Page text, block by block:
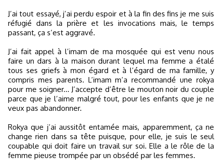
J’ai tout essayé, j’ai perdu espoir et à la fin des fins je me suis
réfugié dans la prière et les invocations mais, le temps
passant, ça s’est aggravé.
J’ai fait appel à l’imam de ma mosquée qui est venu nous
faire un dars à la maison durant lequel ma femme a étalé
tous ses griefs à mon égard et à l’égard de ma famille, y
compris mes parents. L’imam m’a recommandé une rokya
pour me soigner... J’accepte d’être le mouton noir du couple
parce que je l’aime malgré tout, pour les enfants que je ne
veux pas abandonner.
Rokya que j’ai aussitôt entamée mais, apparemment, ça ne
change rien dans sa tête puisque, pour elle, je suis le seul
coupable qui doit faire un travail sur soi. Elle a le rôle de la
femme pieuse trompée par un obsédé par les femmes.